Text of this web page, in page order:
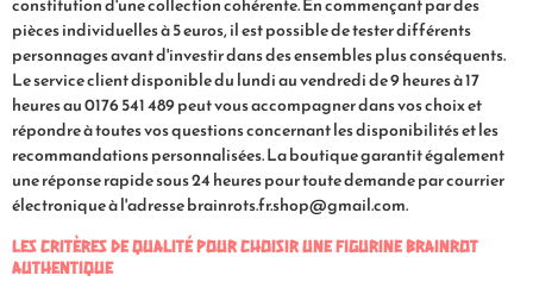
constitution d'une collection cohérente. En commençant par des
pièces individuelles à 5 euros, il est possible de tester différents
personnages avant d'investir dans des ensembles plus conséquents.
Le service client disponible du lundi au vendredi de 9 heures à 17
heures au 0176 541 489 peut vous accompagner dans vos choix et
répondre à toutes vos questions concernant les disponibilités et les
recommandations personnalisées. La boutique garantit également
une réponse rapide sous 24 heures pour toute demande par courrier
électronique à l'adressebrainrots.fr.shop@gmail.com.
Les critères de qualité pour choisir une figurine Brainrot
authentique